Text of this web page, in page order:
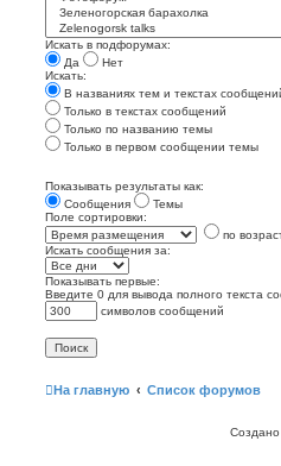
Искать в подфорумах:
Да
Нет
Искать:
В названиях тем и текстах
Только в текстах сообщений
Только по названию темы
Только в первом сообщении темы
Показывать результаты как:
Сообщения
Темы
Поле сортировки:
по
Искать сообщения за:
Показывать первые:
Введите 0 для вывода полного текста
символов сообщений
На главную Список форумов
Создано